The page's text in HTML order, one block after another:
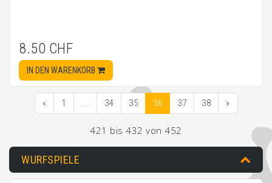
8.50 CHF
IN DEN WARENKORB
« 1 ... 34 35 36 37 38 »
421 bis 432 von 452
WURFSPIELE